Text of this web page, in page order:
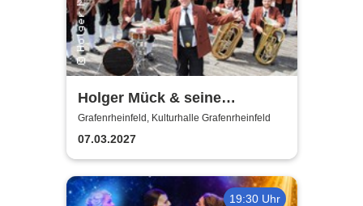
Holger Mück & seine
Egerländer Musikanten
Grafenrheinfeld, Kulturhalle Grafenrheinfeld
07.03.2027
19:30 Uhr